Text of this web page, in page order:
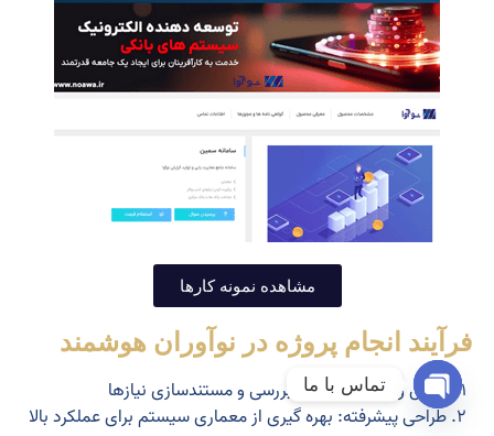
مشاهده نمونه کارها
فرآیند انجام پروژه در نوآوران هوشمند
۱. تحلیل و مستند سازی : بررسی و مستندسازی نیازها
۲. طراحی پیشرفته: بهره گیری از معماری سیستم برای عملکرد بالا
تماس با ما
Open chaty